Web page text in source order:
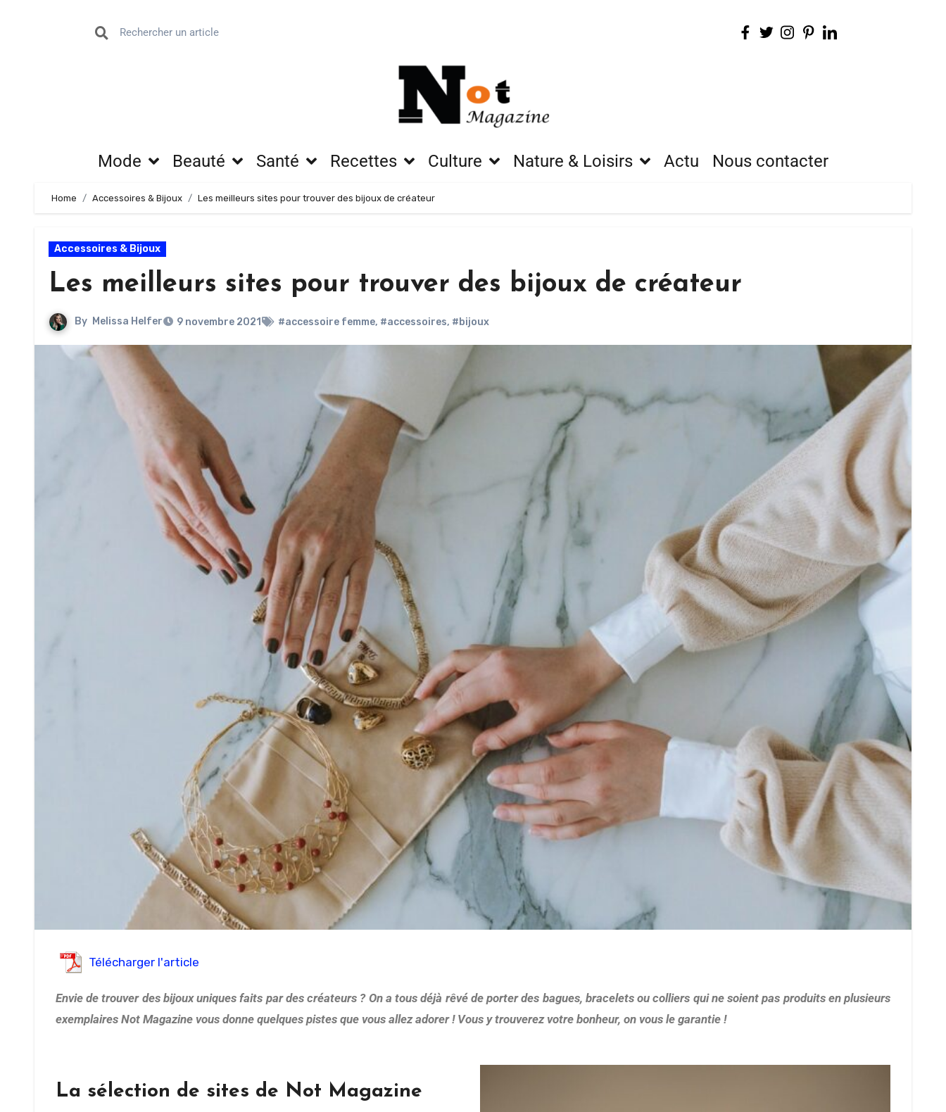
Mode Beauté Santé Recettes Culture Nature & Loisirs Actu Nous contacter
Home Accessoires & Bijoux Les meilleurs sites pour trouver des bijoux de créateur
Accessoires & Bijoux
Les meilleurs sites pour trouver des bijoux de créateur
By Melissa Helfer 9 novembre 2021 #accessoire femme, #accessoires, #bijoux
Télécharger l'article
Envie de trouver des bijoux uniques faits par des créateurs ? On a tous déjà rêvé de porter des bagues, bracelets ou colliers qui ne soient pas produits en plusieurs
exemplaires Not Magazine vous donne quelques pistes que vous allez adorer ! Vous y trouverez votre bonheur, on vous le garantie !
La sélection de sites de Not Magazine